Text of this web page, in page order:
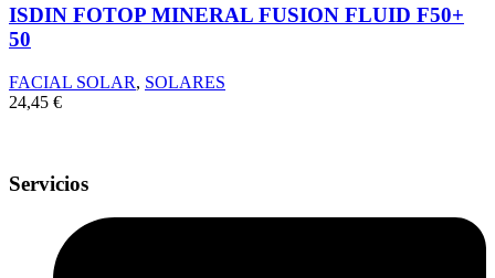
ISDIN FOTOP MINERAL FUSION FLUID F50+
50
FACIAL SOLAR, SOLARES
24,45 €
Servicios